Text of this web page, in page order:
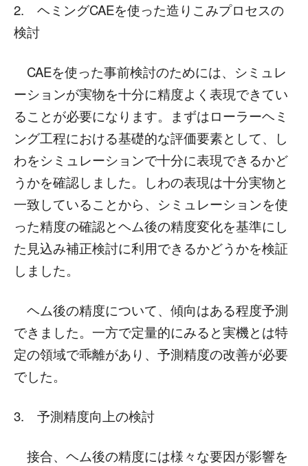
2. ヘミングCAEを使った造りこみプロセスの
検討
CAEを使った事前検討のためには、シミュレ
ーションが実物を十分に精度よく表現できてい
ることが必要になります。まずはローラーヘミ
ング工程における基礎的な評価要素として、し
わをシミュレーションで十分に表現できるかど
うかを確認しました。しわの表現は十分実物と
一致していることから、シミュレーションを使
った精度の確認とヘム後の精度変化を基準にし
た見込み補正検討に利用できるかどうかを検証
しました。
ヘム後の精度について、傾向はある程度予測
できました。一方で定量的にみると実機とは特
定の領域で乖離があり、予測精度の改善が必要
でした。
3. 予測精度向上の検討
接合、ヘム後の精度には様々な要因が影響を